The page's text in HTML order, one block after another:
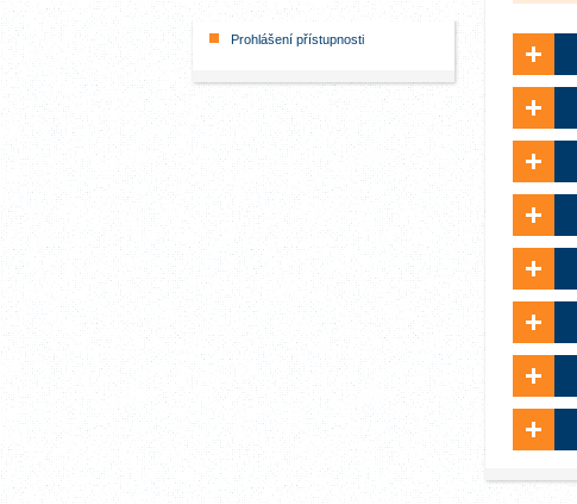
Prohlášení přístupnosti